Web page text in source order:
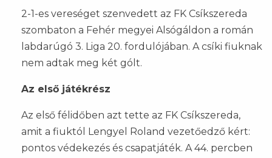
2-1-es vereséget szenvedett az FK Csíkszereda
szombaton a Fehér megyei Alsógáldon a román
labdarúgó 3. Liga 20. fordulójában. A csíki fiuknak
nem adtak meg két gólt.
Az első játékrész
Az első félidőben azt tette az FK Csíkszereda,
amit a fiuktól Lengyel Roland vezetőedző kért:
pontos védekezés és csapatjáték. A 44. percben